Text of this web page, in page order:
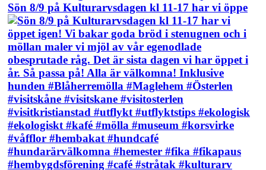
Sön 8/9 på Kulturarvsdagen kl 11-17 har vi öppe